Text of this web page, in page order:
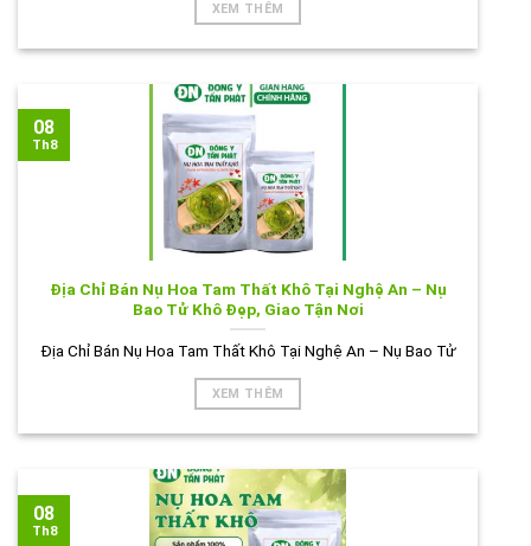
XEM THÊM
Địa Chỉ Bán Nụ Hoa Tam Thất Khô Tại Nghệ An – Nụ
Bao Tử Khô Đẹp, Giao Tận Nơi
Địa Chỉ Bán Nụ Hoa Tam Thất Khô Tại Nghệ An – Nụ Bao Tử
XEM THÊM
08
Th8
08
Th8